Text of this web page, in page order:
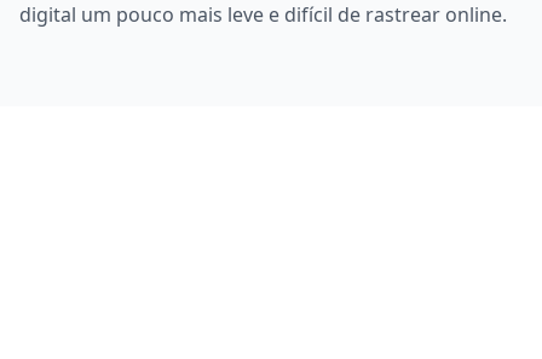
digital um pouco mais leve e difícil de rastrear online.